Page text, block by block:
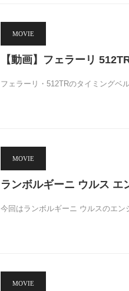
MOVIE
【動画】フェラーリ
フェラーリ・512TRのタイミング
MOVIE
ランボルギーニ ウルス エ
今回はランボルギーニ ウルスのエ
MOVIE